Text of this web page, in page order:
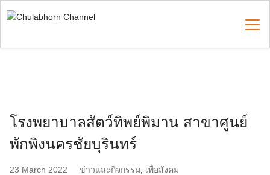
to
โรงพยาบาลสัตว์ทิพย์พิมาน สาขาศูนย์
พักพิงนครชัยบุรินทร์
23 March 2022 ข่าวและกิจกรรม เพื่อสังคม